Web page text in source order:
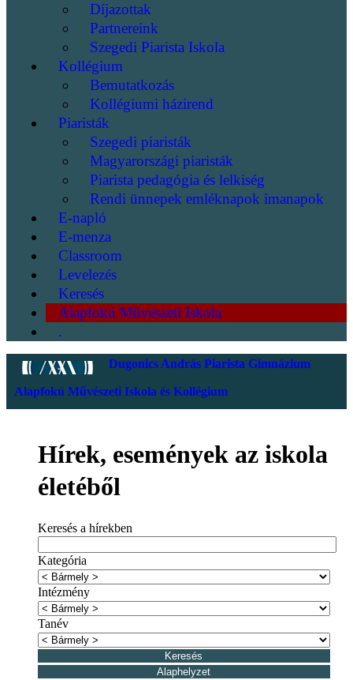
Díjazottak
Partnereink
Szegedi Piarista Iskola
Kollégium
Bemutatkozás
Kollégiumi házirend
Piaristák
Szegedi piaristák
Magyarországi piaristák
Piarista pedagógia és lelkiség
Rendi ünnepek emléknapok imanapok
E-napló
E-menza
Classroom
Levelezés
Keresés
Alapfokú Művészeti Iskola
.
Dugonics András Piarista Gimnázium
Alapfokú Művészeti Iskola és Kollégium
Hírek, események az iskola
életéből
Keresés a hírekben
Kategória
Intézmény
Tanév